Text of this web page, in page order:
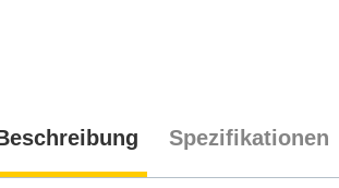
Spezifikationen